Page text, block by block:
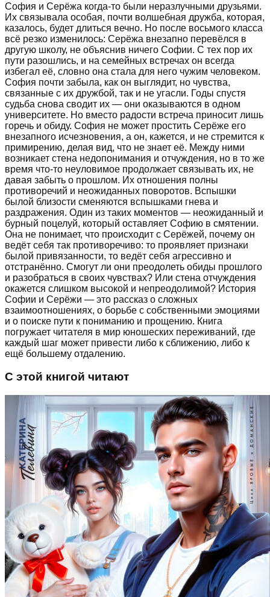
София и Серёжа когда-то были неразлучными друзьями.
Их связывала особая, почти волшебная дружба, которая,
казалось, будет длиться вечно. Но после восьмого класса
всё резко изменилось: Серёжа внезапно перевёлся в
другую школу, не объяснив ничего Софии. С тех пор их
пути разошлись, и на семейных встречах он всегда
избегал её, словно она стала для него чужим человеком.
София почти забыла, как он выглядит, но чувства,
связанные с их дружбой, так и не угасли. Годы спустя
судьба снова сводит их — они оказываются в одном
университете. Но вместо радости встреча приносит лишь
горечь и обиду. София не может простить Серёже его
внезапного исчезновения, а он, кажется, и не стремится к
примирению, делая вид, что не знает её. Между ними
возникает стена недопонимания и отчуждения, но в то же
время что-то неуловимое продолжает связывать их, не
давая забыть о прошлом. Их отношения полны
противоречий и неожиданных поворотов. Вспышки
былой близости сменяются вспышками гнева и
раздражения. Один из таких моментов — неожиданный и
бурный поцелуй, который оставляет Софию в смятении.
Она не понимает, что происходит с Серёжей, почему он
ведёт себя так противоречиво: то проявляет признаки
былой привязанности, то ведёт себя агрессивно и
отстранённо. Смогут ли они преодолеть обиды прошлого
и разобраться в своих чувствах? Или стена отчуждения
окажется слишком высокой и непреодолимой? История
Софии и Серёжи — это рассказ о сложных
взаимоотношениях, о борьбе с собственными эмоциями
и о поиске пути к пониманию и прощению. Книга
погружает читателя в мир юношеских переживаний, где
каждый шаг может привести либо к сближению, либо к
ещё большему отдалению.
С этой книгой читают